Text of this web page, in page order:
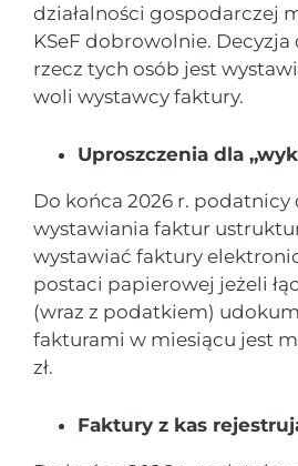
działalności gospodarczej
KSeF dobrowolnie.
rzecz tych osób jest
woli wystawcy faktury.
Uproszczenia dla
Do końca 2026 r.
wystawiania faktur
wystawiać faktury
postaci papierowej jeżeli
(wraz z podatkiem)
fakturami w miesiącu jest
zł.
Faktury z kas